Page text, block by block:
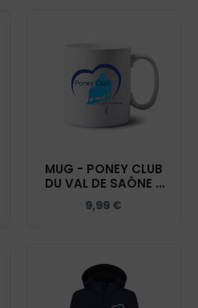
MUG - PONEY CLUB
DU VAL DE SAÔNE -
MUG001
9,99 €